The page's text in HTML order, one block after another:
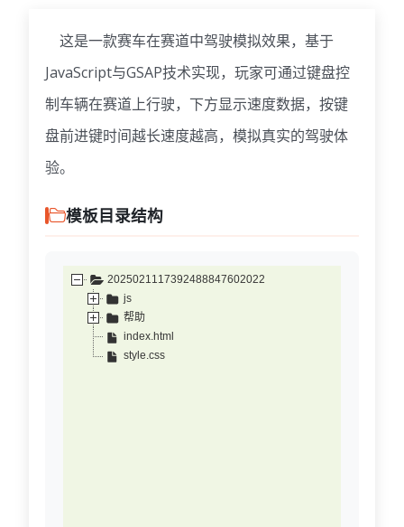
这是一款赛车在赛道中驾驶模拟效果，基于
JavaScript与GSAP技术实现，玩家可通过键盘控
制车辆在赛道上行驶，下方显示速度数据，按键
盘前进键时间越长速度越高，模拟真实的驾驶体
验。
模板目录结构
2025021117392488847602022
js
帮助
index.html
style.css